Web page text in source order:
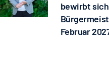
bewirbt
Februar